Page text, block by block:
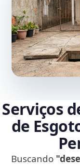
Serviços
de
Buscando